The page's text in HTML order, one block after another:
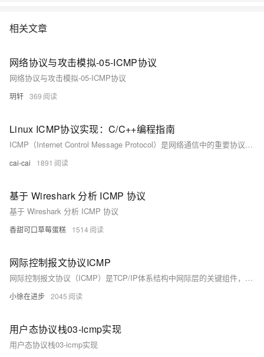
相关文章
网络协议与攻击模拟-05-ICMP协议
网络协议与攻击模拟-05-ICMP协议
玥轩 369
Linux ICMP协议实现：C/C++编程指南
ICMP（Internet Control Message Protocol）是网络通信中的重要协议，用于在IP网络中传递错误消息和诊断信息。在Linux系统中，我们可以使用C/C++编程语言来实现基本的ICMP功能，例如发送ICMP回显请求（Ping）和解析ICMP消息。本文将带您深入了解C/C++实现的ICMP协议，包括套接字编程、构造ICMP报文、发送和接收ICMP消息等，以及提供实际的代码示例。
cai-cai 1891
基于 Wireshark 分析 ICMP 协议
基于 Wireshark 分析 ICMP 协议
香甜可口草莓蛋糕 1514
网际控制报文协议ICMP
网际控制报文协议（ICMP）是TCP/IP体系结构中网际层的关键组件，用于提高IP数据报的成功传输率。ICMP主要处理两类报文：差错报告报文与询问报文。前者包括终点不可达、源点抑制、时间超过、参数问题及重定向等五类；后者则涵盖回送请求/回答及时间戳请求/回答。ICMP广泛应用于检测网络连通性的PING工具和追踪数据包路径的traceroute工具中。两者分别利用ICMP的回送请求报文及差错报告报文实现功能。
小徐在进步 2045
用户态协议栈03-icmp实现
用户态协议栈03-icmp实现